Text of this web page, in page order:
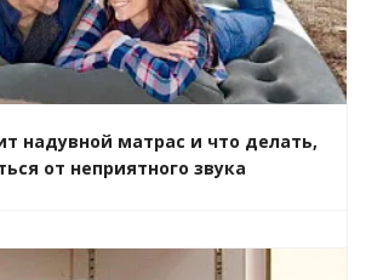
надувной матрас и что делать,
от неприятного звука